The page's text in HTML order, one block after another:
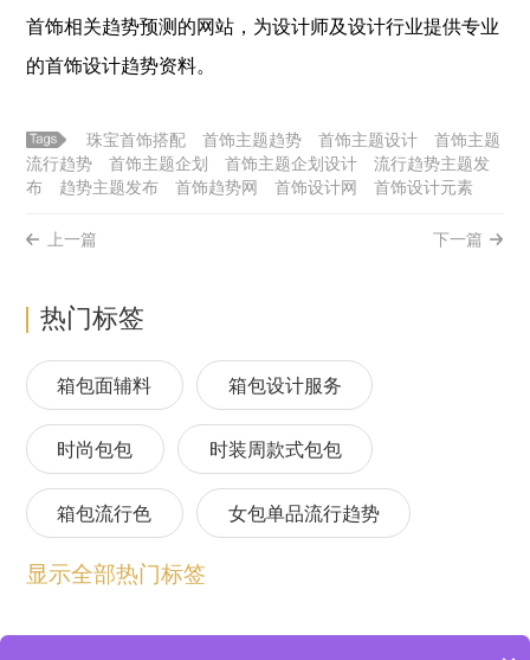
首饰相关趋势预测的网站，为设计师及设计行业提供专业
的首饰设计趋势资料。
珠宝首饰搭配 首饰主题趋势 首饰主题设计
首饰主题
流行趋势
首饰主题企划 首饰主题企划设计
流行趋势主题发
布
趋势主题发布 首饰趋势网 首饰设计网 首饰设计元素
上一篇 下一篇
热门标签
箱包面辅料 箱包设计服务
时尚包包 时装周款式包包
箱包流行色 女包单品流行趋势
箱包流行趋势预测
女包流行趋势预测 箱包材质流行趋势
显示全部热门标签